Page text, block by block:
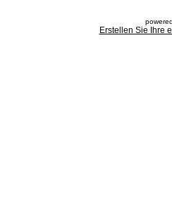
Erstellen Sie Ihre